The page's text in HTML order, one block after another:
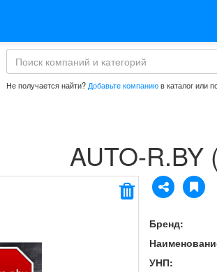
Не получается найти? Добавьте компаниюв каталог или
AUTO-R.BY
Бренд:
УНП: